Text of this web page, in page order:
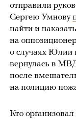
отправили
Сергею Умнову
найти и
на
о случаях Юлии
вернулась в
после
на полицию
Кто